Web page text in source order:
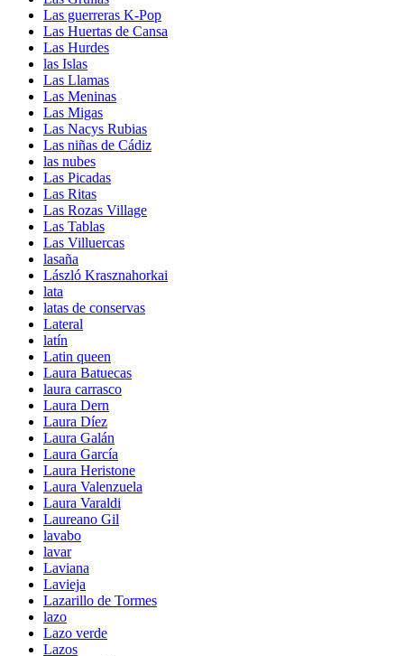
Las guerreras K-Pop
Las Huertas de Cansa
Las Hurdes
las Islas
Las Llamas
Las Meninas
Las Migas
Las Nacys Rubias
Las niñas de Cádiz
las nubes
Las Picadas
Las Ritas
Las Rozas Village
Las Tablas
Las Villuercas
lasaña
László Krasznahorkai
lata
latas de conservas
Lateral
latín
Latin queen
Laura Batuecas
laura carrasco
Laura Dern
Laura Díez
Laura Galán
Laura García
Laura Heristone
Laura Valenzuela
Laura Varaldi
Laureano Gil
lavabo
lavar
Laviana
Lavieja
Lazarillo de Tormes
lazo
Lazo verde
Lazos